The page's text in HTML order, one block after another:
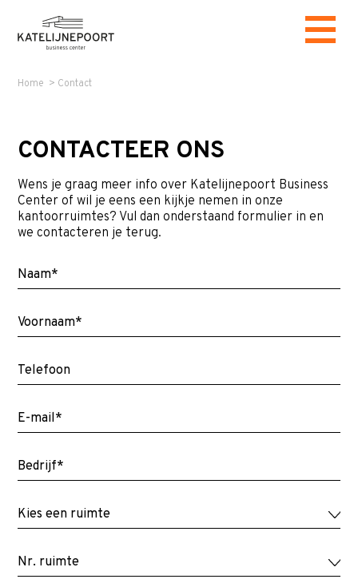
Home > Contact
CONTACTEER ONS
Wens je graag meer info over Katelijnepoort Business
Center of wil je eens een kijkje nemen in onze
kantoorruimtes? Vul dan onderstaand formulier in en
we contacteren je terug.